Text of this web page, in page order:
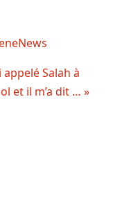
appelé Salah à
et il m’a dit … »